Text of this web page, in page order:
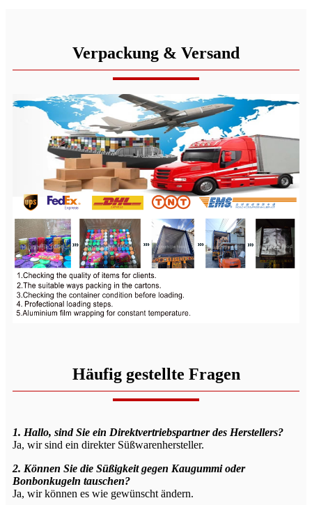
Verpackung & Versand
Häufig gestellte Fragen
1. Hallo, sind Sie ein Direktvertriebspartner des Herstellers?
Ja, wir sind ein direkter Süßwarenhersteller.
2. Können Sie die Süßigkeit gegen Kaugummi oder
Bonbonkugeln tauschen?
Ja, wir können es wie gewünscht ändern.